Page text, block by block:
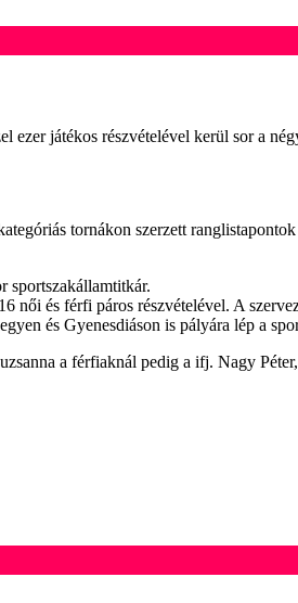
ezer játékos részvételével kerül sor a
tornákon szerzett
sportszakállamtitkár.
női és férfi páros részvételével. A
és Gyenesdiáson is pályára lép a
a férfiaknál pedig a ifj. Nagy